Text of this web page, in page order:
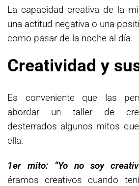
La capacidad creativa de la
una actitud negativa o una
como pasar de la noche al día.
Creatividad y
Es conveniente que las
abordar un taller de
desterrados algunos mitos
ella:
1er mito: “Yo no soy
éramos creativos cuando